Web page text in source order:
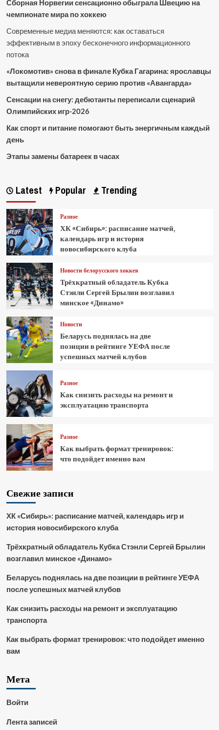
Сборная Норвегии сенсационно обыграла Швецию на
чемпионате мира по хоккею
Современные медиа меняются: как оставаться
эффективным в эпоху бесконечного информационного
потока
«Локомотив» снова в финале Кубка Гагарина: ярославцы
вытащили невероятную серию против «Авангарда»
Сенсации на снегу: дебютанты переписали сценарий
Олимпийских игр-2026
Как спорт и питание помогают быть энергичным каждый
день
Этапы замены батареек в часах
Latest Popular Trending
Разное
ХК «Сибирь»: расписание матчей,
календарь игр и история
новосибирского клуба
Новости белорусского хоккея
Трёхкратный обладатель Кубка
Стэнли Сергей Брылин возглавил
минское «Динамо»
Новости
Беларусь поднялась на две
позиции в рейтинге УЕФА после
успешных матчей клубов
Разное
Как снизить расходы на ремонт и
эксплуатацию транспорта
Разное
Как выбрать формат тренировок:
что подойдет именно вам
Свежие записи
ХК «Сибирь»: расписание матчей, календарь игр и
история новосибирского клуба
Трёхкратный обладатель Кубка Стэнли Сергей Брылин
возглавил минское «Динамо»
Беларусь поднялась на две позиции в рейтинге УЕФА
после успешных матчей клубов
Как снизить расходы на ремонт и эксплуатацию
транспорта
Как выбрать формат тренировок: что подойдет именно
вам
Мета
Войти
Лента записей